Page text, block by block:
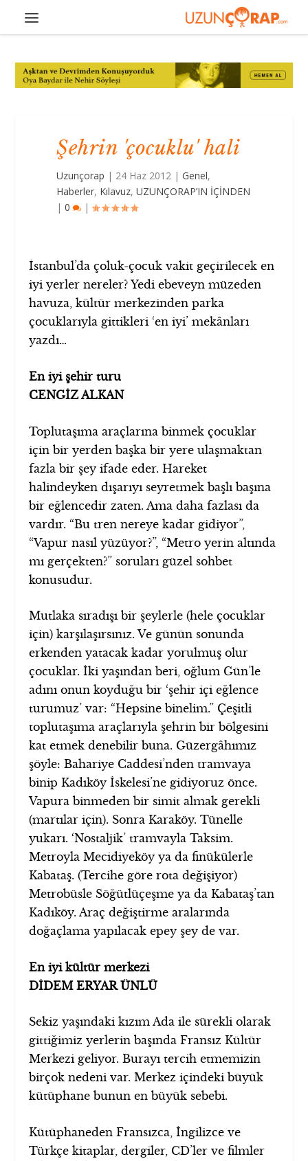
Şehrin 'çocuklu' hali
Uzunçorap | 24 Haz 2012 |Genel,
Haberler, Kılavuz,UZUNÇORAP’IN İÇİNDEN
|0 |
İstanbul’da çoluk-çocuk vakit geçirilecek en
iyi yerler nereler? Yedi ebeveyn müzeden
havuza, kültür merkezinden parka
çocuklarıyla gittikleri ‘en iyi’ mekânları
yazdı…
En iyi şehir turu
CENGİZ ALKAN
Toplutaşıma araçlarına binmek çocuklar
için bir yerden başka bir yere ulaşmaktan
fazla bir şey ifade eder. Hareket
halindeyken dışarıyı seyretmek başlı başına
bir eğlencedir zaten. Ama daha fazlası da
vardır. “Bu tren nereye kadar gidiyor”,
“Vapur nasıl yüzüyor?”, “Metro yerin altında
mı gerçekten?” soruları güzel sohbet
konusudur.
Mutlaka sıradışı bir şeylerle (hele çocuklar
için) karşılaşırsınız. Ve günün sonunda
erkenden yatacak kadar yorulmuş olur
çocuklar. İki yaşından beri, oğlum Gün’le
adını onun koyduğu bir ‘şehir içi eğlence
turumuz’ var: “Hepsine binelim.” Çeşitli
toplutaşıma araçlarıyla şehrin bir bölgesini
kat etmek denebilir buna. Güzergâhımız
şöyle: Bahariye Caddesi’nden tramvaya
binip Kadıköy İskelesi’ne gidiyoruz önce.
Vapura binmeden bir simit almak gerekli
(martılar için). Sonra Karaköy. Tünelle
yukarı. ‘Nostaljik’ tramvayla Taksim.
Metroyla Mecidiyeköy ya da finükülerle
Kabataş. (Tercihe göre rota değişiyor)
Metrobüsle Söğütlüçeşme ya da Kabataş’tan
Kadıköy. Araç değiştirme aralarında
doğaçlama yapılacak epey şey de var.
En iyi kültür merkezi
DİDEM ERYAR ÜNLÜ
Sekiz yaşındaki kızım Ada ile sürekli olarak
gittiğimiz yerlerin başında Fransız Kültür
Merkezi geliyor. Burayı tercih etmemizin
birçok nedeni var. Merkez içindeki büyük
kütüphane bunun en büyük sebebi.
Kütüphaneden Fransızca, İngilizce ve
Türkçe kitaplar, dergiler, CD’ler ve filmler